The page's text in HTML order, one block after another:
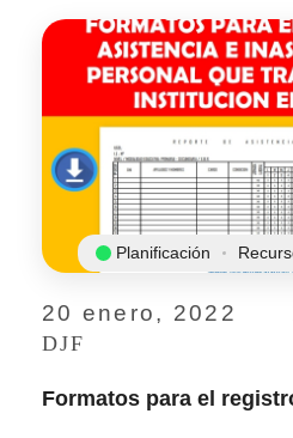
20 enero, 2022
DJF
Planificación
Formatos para el